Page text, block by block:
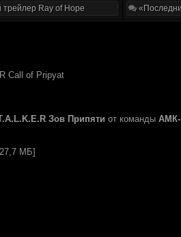
трейлер Ray of Hope
Call of Pripyat
Зов Припяти от команды АМК-
МБ]